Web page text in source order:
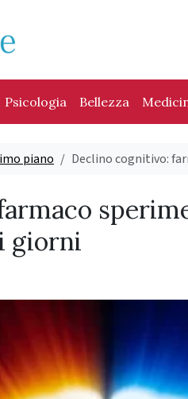
Psicologia Bellezza
piano Declino cognitivo:
giorni